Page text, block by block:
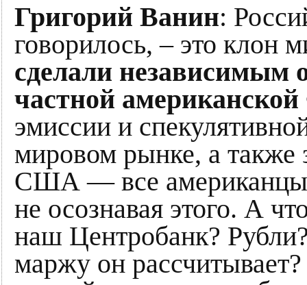
Григорий Ванин:
говорилось, – это клон
сделали независимым
частной
эмиссии и
мировом рынке, а также
США — все американцы
не осознавая этого. А
наш Центробанк?
маржу он